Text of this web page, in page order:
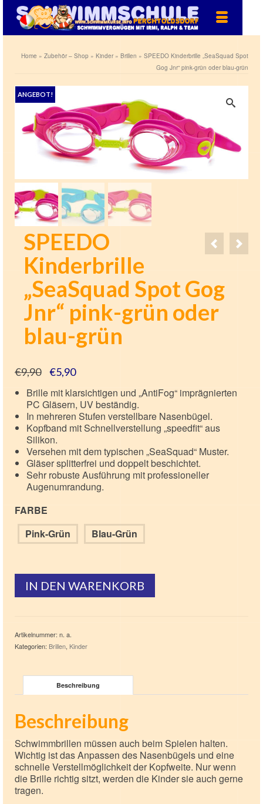
Home » Zubehör – Shop » Kinder » Brillen » SPEEDO Kinderbrille „SeaSquad Spot
Gog Jnr“ pink-grün oder blau-grün
ANGEBOT!
SPEEDO
Kinderbrille
„SeaSquad Spot Gog
Jnr“ pink-grün oder
blau-grün
€9,90
Ursprünglicher
Preis
war:
€9,90
€5,90Aktueller
ist:
€5,90.
Brille mit klarsichtigen und „AntiFog“ imprägnierten
PC Gläsern, UV beständig.
In mehreren Stufen verstellbare Nasenbügel.
Kopfband mit Schnellverstellung „speedfit“ aus
Silikon.
Versehen mit dem typischen „SeaSquad“ Muster.
Gläser splitterfrei und doppelt beschichtet.
Sehr robuste Ausführung mit professioneller
Augenumrandung.
FARBE
Pink-Grün
Blau-Grün
IN DEN WARENKORB
Artikelnummer: n. a.
Kategorien: Brillen, Kinder
Beschreibung
Beschreibung
Schwimmbrillen müssen auch beim Spielen halten.
Wichtig ist das Anpassen des Nasenbügels und eine
schnelle Verstellmöglichkeit der Kopfweite. Nur wenn
die Brille richtig sitzt, werden die Kinder sie auch gerne
tragen.